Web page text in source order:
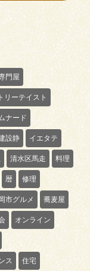
門屋
リーテイスト
ナード
設静 イエタテ
清水区馬走 料理
暦 修理
市グルメ 蕎麦屋
オンライン
ス 住宅